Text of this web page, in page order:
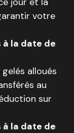
votre
à la date de
alloués
au
sur
à la date de